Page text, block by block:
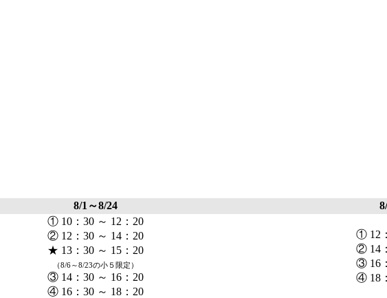
8/1～8/24
① 10：30 ～ 12：20
② 12：30 ～ 14：20
★ 13：30 ～ 15：20
（8/6～8/23の小５限定）
③ 14：30 ～ 16：20
④ 16：30 ～ 18：20
① 12
② 14
③ 16
④ 18